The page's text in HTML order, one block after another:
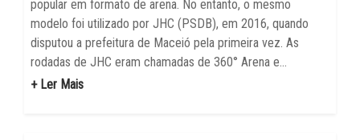
popular em formato de arena. No entanto, o mesmo
modelo foi utilizado por JHC (PSDB), em 2016, quando
disputou a prefeitura de Maceió pela primeira vez. As
rodadas de JHC eram chamadas de 360° Arena e...
+ Ler Mais